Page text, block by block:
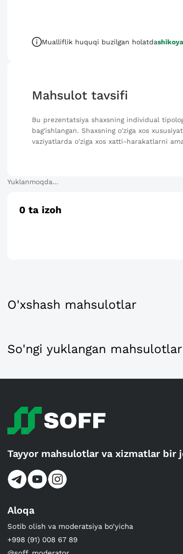
Mualliflik huquqi buzilgan holatda
Mahsulot tavsifi
Bu prezentatsiya shaxsning individual
bag'ishlangan. Shaxsning o'ziga xos
vaziyatlarda o'ziga xos xatti-harakatlarni
Yuklanmoqda...
0 ta izoh
O'xshash mahsulotlar
So'ngi yuklangan mahsulotlar
Tayyor mahsulotlar va xizmatlar bir
Aloqa
Sotib olish va moderatsiya bo‘yicha
+998 (91) 008 67 89